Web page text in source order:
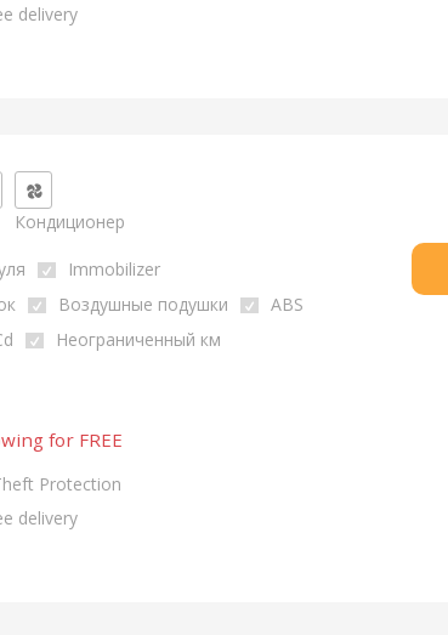
delivery
Кондиционер
Immobilizer
Воздушные подушки
ABS
Неограниченный км
for FREE
Protection
delivery